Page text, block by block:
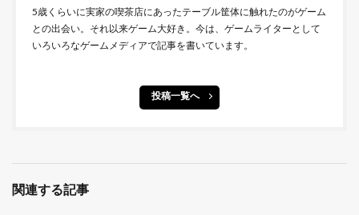
5歳くらいに実家の喫茶店にあったテーブル筐体に触れたのがゲーム
との出会い。それ以来ゲーム大好き。今は、ゲームライターとして
いろいろなゲームメディアで記事を書いています。
投稿一覧へ
関連する記事